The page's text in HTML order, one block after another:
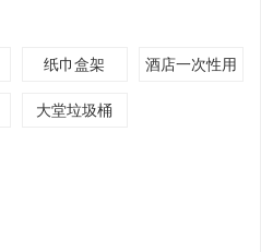
纸巾盒架
酒店一次性用
大堂垃圾桶